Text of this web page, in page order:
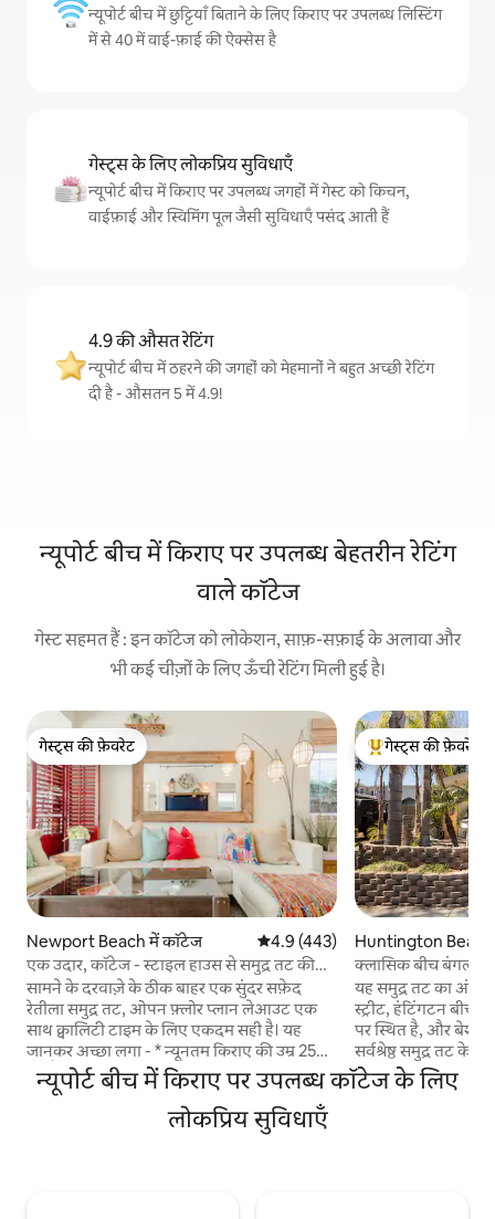
न्यूपोर्ट बीच में छुट्टियाँ बिताने के लिए किराए पर उपलब्ध लिस्टिंग
में से 40 में वाई-फ़ाई की ऐक्सेस है
गेस्ट्स के लिए लोकप्रिय सुविधाएँ
न्यूपोर्ट बीच में किराए पर उपलब्ध जगहों में गेस्ट को किचन,
वाईफ़ाई और स्विमिंग पूल जैसी सुविधाएँ पसंद आती हैं
4.9 की औसत रेटिंग
न्यूपोर्ट बीच में ठहरने की जगहों को मेहमानों ने बहुत अच्छी रेटिंग
दी है - औसतन 5 में 4.9!
न्यूपोर्ट बीच में किराए पर उपलब्ध बेहतरीन रेटिंग
वाले कॉटेज
गेस्ट सहमत हैं : इन कॉटेज को लोकेशन, साफ़-सफ़ाई के अलावा और
भी कई चीज़ों के लिए ऊँची रेटिंग मिली हुई है।
गेस्ट्स की फ़ेवरेट
गेस्ट्स की फ़ेवरेट
Newport Beach में कॉटेज औसत रेटिंग 5 में से 4.9, 443 समीक्षाएँ
4.9 (443)
एक उदार, कॉटेज - स्टाइल हाउस से समुद्र तट की
ओर चलें
सामने के दरवाज़े के ठीक बाहर एक सुंदर सफ़ेद
रेतीला समुद्र तट, ओपन फ़्लोर प्लान लेआउट एक
साथ क्वालिटी टाइम के लिए एकदम सही है। यह
जानकर अच्छा लगा - * न्यूनतम किराए की उम्र 25
वर्ष है (न्यूपोर्ट बीच नगरपालिका के अनुसार
अध्यादेश) * गेराज स्थान बहुत तंग है इसलिए केवल
एक कॉम्पैक्ट कार या छोटी एसयूवी कृपया। * अगर
आपके पास एक 5 वां मेहमान है जो एक बच्चा है, तो
गेस्ट्स का टॉप फ़ेवरेट
गेस्ट्स की फ़ेवरेट
Huntington
क्लासिक बीच बंगला
चलें
यह समुद्र तट का अंतिम
स्ट्रीट, हंटिंगटन बीच
पर स्थित है, और बेशक,
सर्वश्रेष्ठ समुद्र तट के मील
एक पुराने फ़ैशन बीच
साथ "रोज़मर्रा के
न्यूपोर्ट बीच में किराए पर उपलब्ध कॉटेज के लिए
लोकप्रिय सुविधाएँ